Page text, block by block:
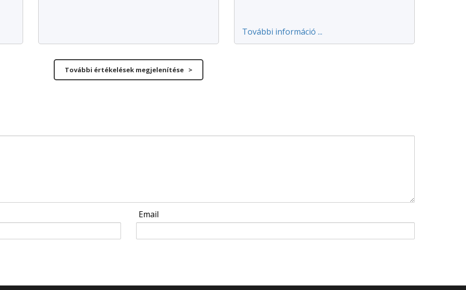
További információ ...
További értékelések megjelenítése >
Email